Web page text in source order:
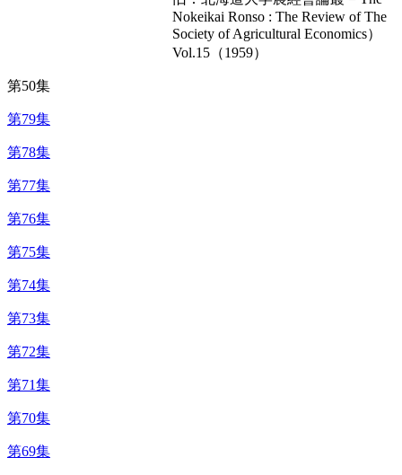
Nokeikai Ronso : The Review of The
Society of Agricultural Economics）
Vol.15（1959）
第50集
第79集
第78集
第77集
第76集
第75集
第74集
第73集
第72集
第71集
第70集
第69集